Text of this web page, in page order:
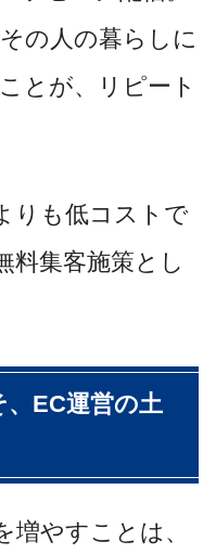
の人の暮らしに
とが、リピート
りも低コストで
料集客施策とし
、EC運営の土
増やすことは、